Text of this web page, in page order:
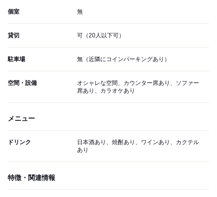
個室 無
貸切 可（20人以下可）
駐車場 無（近隣にコインパーキングあり）
空間・設備
オシャレな空間、カウンター席あり、ソファー
席あり、カラオケあり
メニュー
ドリンク
日本酒あり、焼酎あり、ワインあり、カクテル
あり
特徴・関連情報